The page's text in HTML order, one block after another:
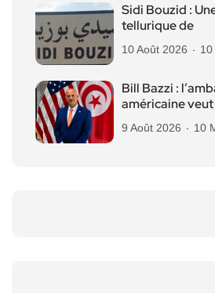
Sidi Bouzid :
tellurique de
10 Août 2026
Bill Bazzi :
américaine
9 Août 2026 10